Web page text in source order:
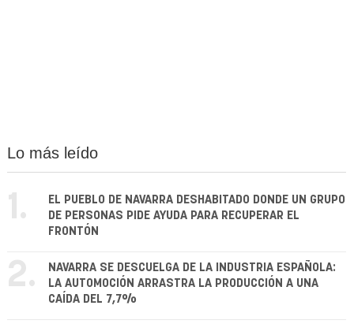
Lo más leído
1.
EL PUEBLO DE NAVARRA DESHABITADO DONDE UN GRUPO
DE PERSONAS PIDE AYUDA PARA RECUPERAR EL
FRONTÓN
2.
NAVARRA SE DESCUELGA DE LA INDUSTRIA ESPAÑOLA:
LA AUTOMOCIÓN ARRASTRA LA PRODUCCIÓN A UNA
CAÍDA DEL 7,7%